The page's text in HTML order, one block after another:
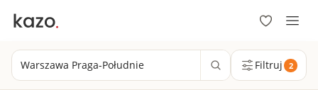
Warszawa Praga-Południe Filtruj 2